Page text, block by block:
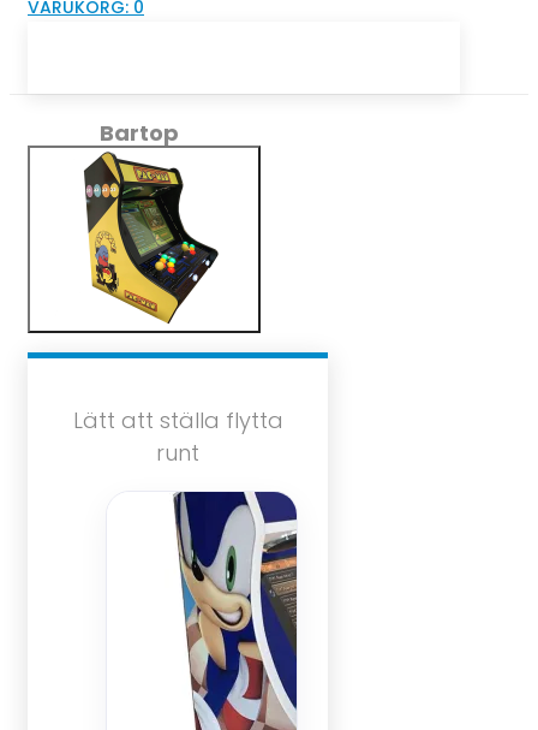
VARUKORG: 0
Bartop
Lätt att ställa flytta
runt